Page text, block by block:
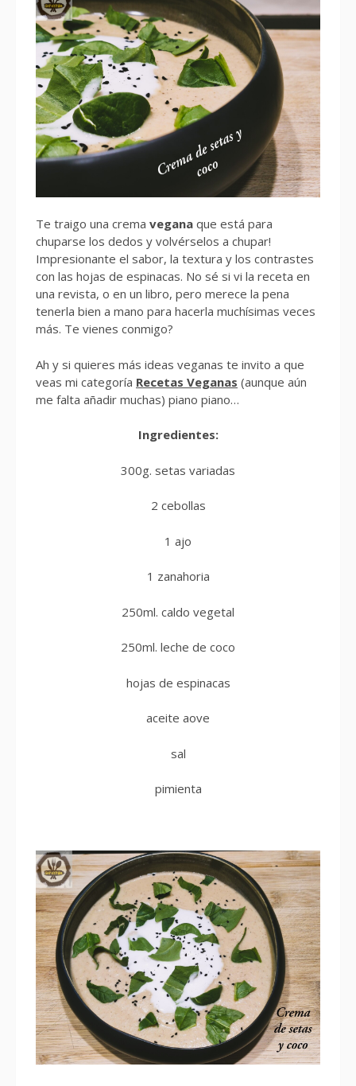
Te traigo una crema vegana que está para
chuparse los dedos y volvérselos a chupar!
Impresionante el sabor, la textura y los contrastes
con las hojas de espinacas. No sé si vi la receta en
una revista, o en un libro, pero merece la pena
tenerla bien a mano para hacerla muchísimas veces
más. Te vienes conmigo?
Ah y si quieres más ideas veganas te invito a que
veas mi categoría Recetas Veganas (aunque aún
me falta añadir muchas) piano piano…
Ingredientes:
300g. setas variadas
2 cebollas
1 ajo
1 zanahoria
250ml. caldo vegetal
250ml. leche de coco
hojas de espinacas
aceite aove
sal
pimienta